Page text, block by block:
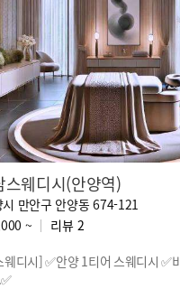
스웨디시(안양역)
시 만안구 안양동 674-121
~ 리뷰 2
디시] ✅안양 1티어 스웨디시 ✅